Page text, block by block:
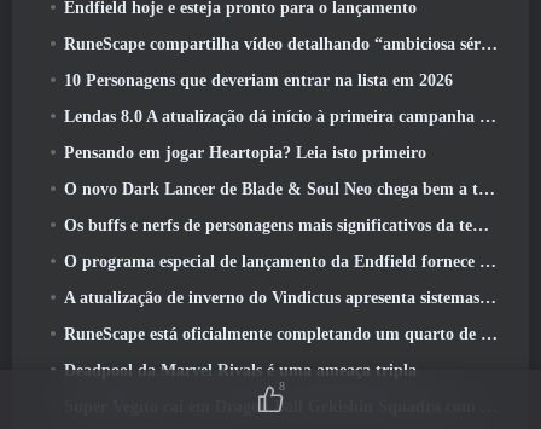
Endfield hoje e esteja pronto para o lançamento
RuneScape compartilha vídeo detalhando “ambiciosa série de atualizações de conteúdo”
10 Personagens que deveriam entrar na lista em 2026
Lendas 8.0 A atualização dá início à primeira campanha de 2026
Pensando em jogar Heartopia? Leia isto primeiro
O novo Dark Lancer de Blade & Soul Neo chega bem a tempo para o primeiro aniversário
Os buffs e nerfs de personagens mais significativos da temporada 6
O programa especial de lançamento da Endfield fornece detalhes sobre o sistema de monetização do jogo
A atualização de inverno do Vindictus apresenta sistemas para facilitar a progressão dos jogadores
RuneScape está oficialmente completando um quarto de século
Deadpool da Marvel Rivals é uma ameaça tripla
Super Vegito cai em Dragon Ball Gekishin Squadra com a chegada da temporada 3
8